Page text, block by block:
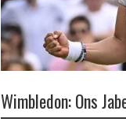
Wimbledon: Ons